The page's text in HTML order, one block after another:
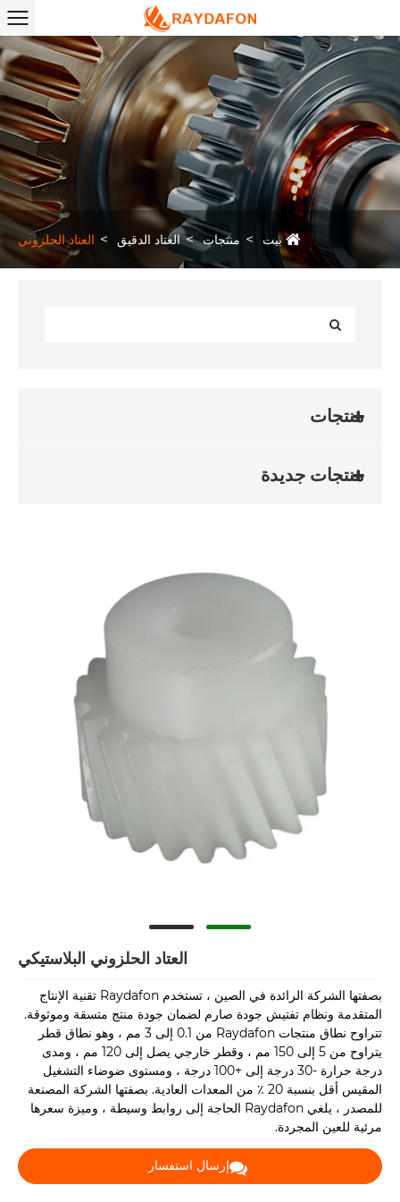
بيت منتجات العتاد الدقيق العتاد الحلزوني
منتجات
منتجات جديدة
العتاد الحلزوني البلاستيكي
بصفتها الشركة الرائدة في الصين ، تستخدم Raydafon تقنية الإنتاج
المتقدمة ونظام تفتيش جودة صارم لضمان جودة منتج متسقة وموثوقة.
تتراوح نطاق منتجات Raydafon من 0.1 إلى 3 مم ، وهو نطاق قطر
يتراوح من 5 إلى 150 مم ، وقطر خارجي يصل إلى 120 مم ، ومدى
درجة حرارة -30 درجة إلى +100 درجة ، ومستوى ضوضاء التشغيل
المقيس أقل بنسبة 20 ٪ من المعدات العادية. بصفتها الشركة المصنعة
للمصدر ، يلغي Raydafon الحاجة إلى روابط وسيطة ، وميزة سعرها
مرئية للعين المجردة.
إرسال استفسار